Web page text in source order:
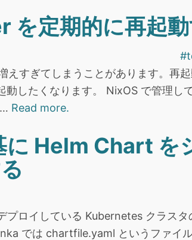
を定期的に再起
すぎてしまうことがあります。再
したくなります。 NixOS で管理し
Read more.
に Helm Chart を
ロイしている Kubernetes クラス
では chartfile.yaml というファイ